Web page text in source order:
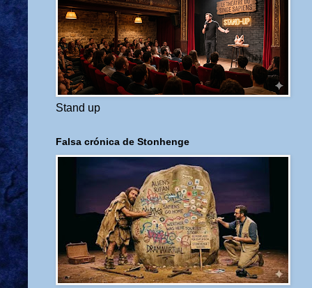
Stand up
Falsa crónica de Stonhenge